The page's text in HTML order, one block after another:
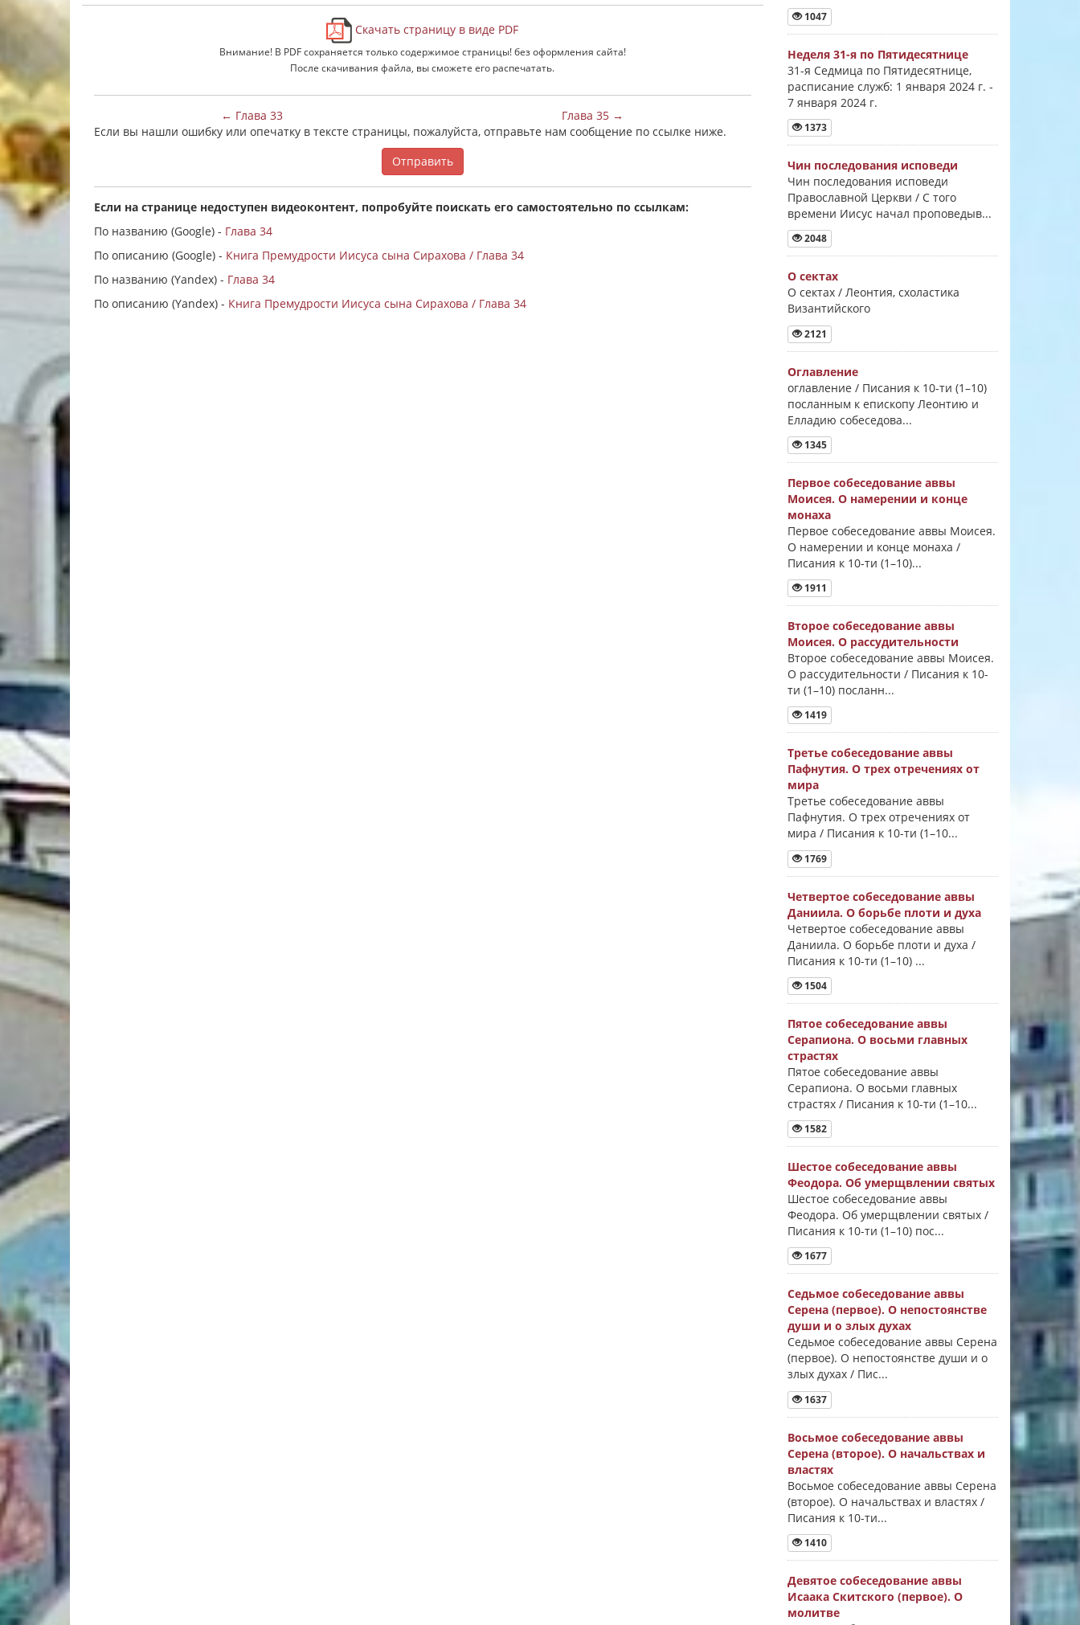
Скачать страницу в виде PDF
Внимание! В PDF сохраняется только содержимое страницы! без оформления сайта!
После скачивания файла, вы сможете его распечатать.
← Глава 33
Глава 35 →
Если вы нашли ошибку или опечатку в тексте страницы, пожалуйста, отправьте нам сообщение по ссылке ниже.
Отправить
Если на странице недоступен видеоконтент, попробуйте поискать его самостоятельно по ссылкам:
По названию (Google) - Глава 34
По описанию (Google) - Книга Премудрости Иисуса сына Сирахова / Глава 34
По названию (Yandex) - Глава 34
По описанию (Yandex) - Книга Премудрости Иисуса сына Сирахова / Глава 34
1047
Неделя 31-я по Пятидесятнице
31-я Седмица по Пятидесятнице,
расписание служб: 1 января 2024 г. -
7 января 2024 г.
1373
Чин последования исповеди
Чин последования исповеди
Православной Церкви / С того
времени Иисус начал проповедыв...
2048
О сектах
О сектах / Леонтия, схоластика
Византийского
2121
Оглавление
оглавление / Писания к 10-ти (1–10)
посланным к епископу Леонтию и
Елладию собеседова...
1345
Первое собеседование аввы
Моисея. О намерении и конце
монаха
Первое собеседование аввы Моисея.
О намерении и конце монаха /
Писания к 10-ти (1–10)...
1911
Второе собеседование аввы
Моисея. О рассудительности
Второе собеседование аввы Моисея.
О рассудительности / Писания к 10-
ти (1–10) посланн...
1419
Третье собеседование аввы
Пафнутия. О трех отречениях от
мира
Третье собеседование аввы
Пафнутия. О трех отречениях от
мира / Писания к 10-ти (1–10...
1769
Четвертое собеседование аввы
Даниила. О борьбе плоти и духа
Четвертое собеседование аввы
Даниила. О борьбе плоти и духа /
Писания к 10-ти (1–10) ...
1504
Пятое собеседование аввы
Серапиона. О восьми главных
страстях
Пятое собеседование аввы
Серапиона. О восьми главных
страстях / Писания к 10-ти (1–10...
1582
Шестое собеседование аввы
Феодора. Об умерщвлении святых
Шестое собеседование аввы
Феодора. Об умерщвлении святых /
Писания к 10-ти (1–10) пос...
1677
Седьмое собеседование аввы
Серена (первое). О непостоянстве
души и о злых духах
Седьмое собеседование аввы Серена
(первое). О непостоянстве души и о
злых духах / Пис...
1637
Восьмое собеседование аввы
Серена (второе). О начальствах и
властях
Восьмое собеседование аввы Серена
(второе). О начальствах и властях /
Писания к 10-ти...
1410
Девятое собеседование аввы
Исаака Скитского (первое). О
молитве